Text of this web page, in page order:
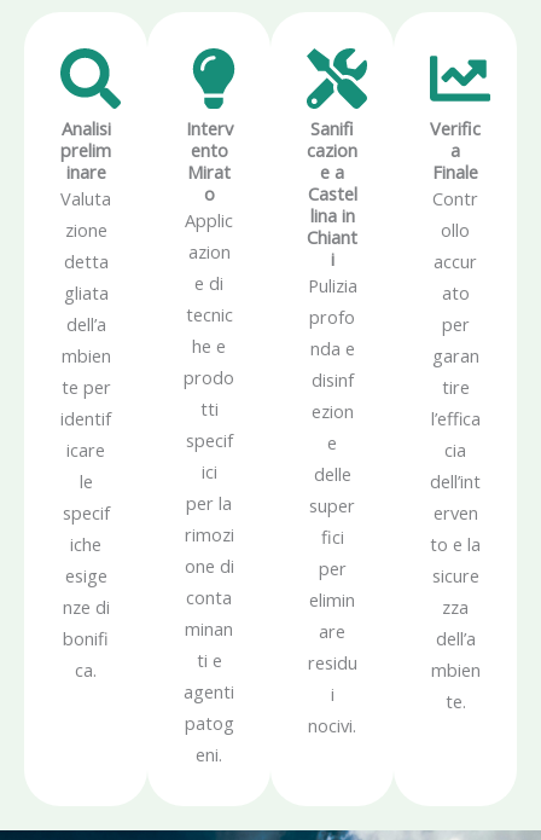
Analisi
prelim
inare
Valuta
zione
detta
gliata
dell’a
mbien
te per
identif
icare
le
specif
iche
esige
nze di
bonifi
ca.
Interv
ento
Mirat
o
Applic
azion
e di
tecnic
he e
prodo
tti
specif
ici
per la
rimozi
one di
conta
minan
ti e
agenti
patog
eni.
Sanifi
cazion
e a
Castel
lina in
Chiant
i
Pulizia
profo
nda e
disinf
ezion
e
delle
super
fici
per
elimin
are
residu
i
nocivi.
Verific
a
Finale
Contr
ollo
accur
ato
per
garan
tire
l’effica
cia
dell’int
erven
to e la
sicure
zza
dell’a
mbien
te.